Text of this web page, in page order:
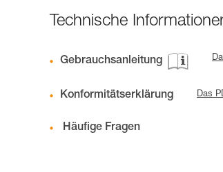
Technische
Gebrauchsanleitung
Konformitätserklärung Das
Häufige Fragen